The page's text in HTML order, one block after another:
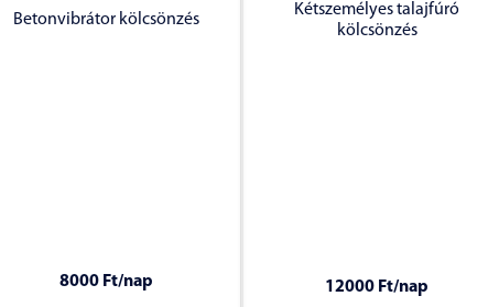
Betonvibrátor kölcsönzés
8000 Ft/nap
Kétszemélyes talajfúró
kölcsönzés
12000 Ft/nap